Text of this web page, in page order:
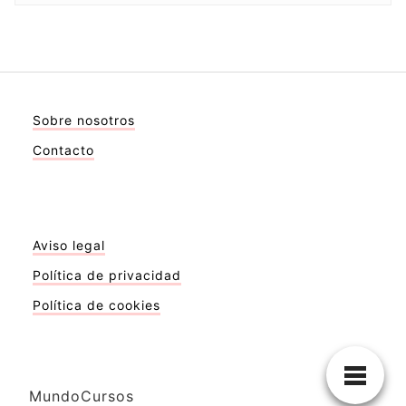
Sobre nosotros
Contacto
Aviso legal
Política de privacidad
Política de cookies
MundoCursos